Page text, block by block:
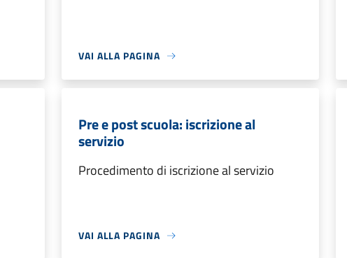
VAI ALLA PAGINA
Pre e post scuola: iscrizione al
servizio
Procedimento di iscrizione al servizio
VAI ALLA PAGINA